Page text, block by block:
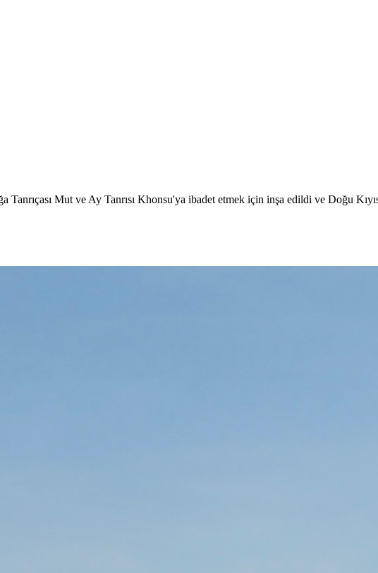
Mut ve Ay Tanrısı Khonsu'ya ibadet etmek için inşa edildi ve Doğu